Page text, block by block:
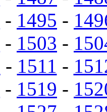
- 1495 -
- 1503 -
- 1511 -
- 1519 -